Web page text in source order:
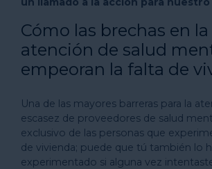
Cómo las brechas en la
atención de salud
empeoran la falta de
Una de las mayores barreras para la
escasez de proveedores de salud
exclusivo de las personas que
de vivienda; puede que tú también lo
experimentado si alguna vez